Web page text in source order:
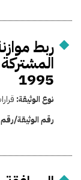
ربط
1995
نوع الوثيقة:
رقم الوثيقة/